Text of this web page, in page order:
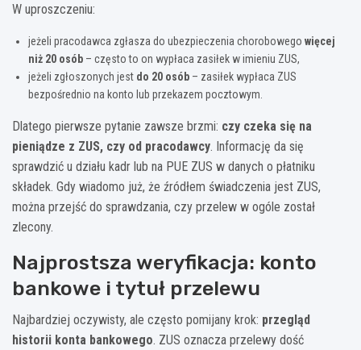
W uproszczeniu:
jeżeli pracodawca zgłasza do ubezpieczenia chorobowego więcej
niż 20 osób – często to on wypłaca zasiłek w imieniu ZUS,
jeżeli zgłoszonych jest do 20 osób – zasiłek wypłaca ZUS
bezpośrednio na konto lub przekazem pocztowym.
Dlatego pierwsze pytanie zawsze brzmi: czy czeka się na
pieniądze z ZUS, czy od pracodawcy. Informację da się
sprawdzić u działu kadr lub na PUE ZUS w danych o płatniku
składek. Gdy wiadomo już, że źródłem świadczenia jest ZUS,
można przejść do sprawdzania, czy przelew w ogóle został
zlecony.
Najprostsza weryfikacja: konto
bankowe i tytuł przelewu
Najbardziej oczywisty, ale często pomijany krok: przegląd
historii konta bankowego. ZUS oznacza przelewy dość